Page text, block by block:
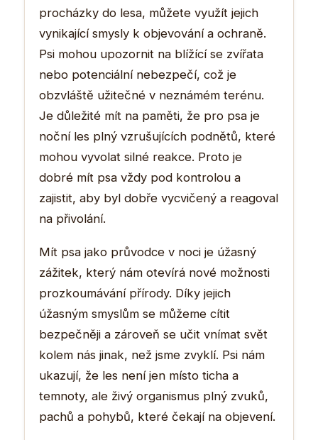
procházky do lesa, můžete využít jejich
vynikající smysly k objevování a ochraně.
Psi mohou upozornit na blížící se zvířata
nebo potenciální nebezpečí, což je
obzvláště užitečné v neznámém terénu.
Je důležité mít na paměti, že pro psa je
noční les plný vzrušujících podnětů, které
mohou vyvolat silné reakce. Proto je
dobré mít psa vždy pod kontrolou a
zajistit, aby byl dobře vycvičený a reagoval
na přivolání.
Mít psa jako průvodce v noci je úžasný
zážitek, který nám otevírá nové možnosti
prozkoumávání přírody. Díky jejich
úžasným smyslům se můžeme cítit
bezpečněji a zároveň se učit vnímat svět
kolem nás jinak, než jsme zvyklí. Psi nám
ukazují, že les není jen místo ticha a
temnoty, ale živý organismus plný zvuků,
pachů a pohybů, které čekají na objevení.